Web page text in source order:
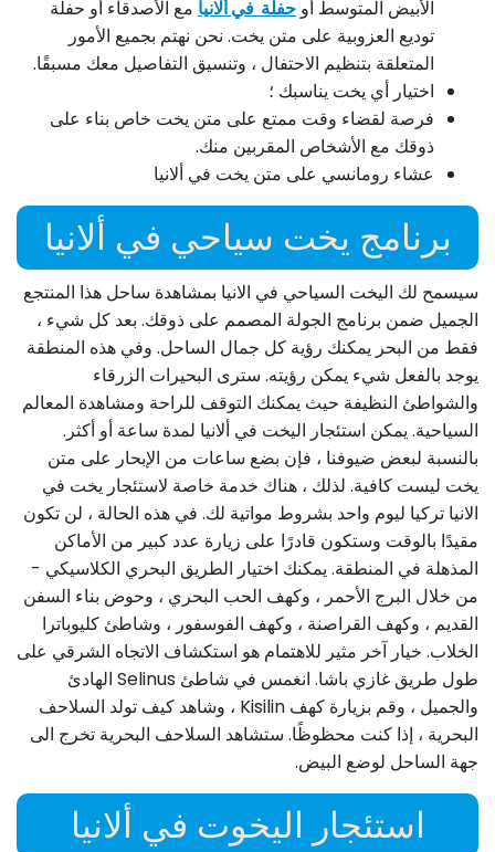
الأبيض المتوسط أو حفلة في ألانيا مع الأصدقاء أو حفلة
توديع العزوبية على متن يخت. نحن نهتم بجميع الأمور
المتعلقة بتنظيم الاحتفال ، وتنسيق التفاصيل معك مسبقًا.
اختيار أي يخت يناسبك ؛
فرصة لقضاء وقت ممتع على متن يخت خاص بناء على
ذوقك مع الأشخاص المقربين منك.
عشاء رومانسي على متن يخت في ألانيا
برنامج يخت سياحي في ألانيا
سيسمح لك اليخت السياحي في الانيا بمشاهدة ساحل هذا المنتجع
الجميل ضمن برنامج الجولة المصمم على ذوقك. بعد كل شيء ،
فقط من البحر يمكنك رؤية كل جمال الساحل. وفي هذه المنطقة
يوجد بالفعل شيء يمكن رؤيته. سترى البحيرات الزرقاء
والشواطئ النظيفة حيث يمكنك التوقف للراحة ومشاهدة المعالم
السياحية. يمكن استئجار اليخت في ألانيا لمدة ساعة أو أكثر.
بالنسبة لبعض ضيوفنا ، فإن بضع ساعات من الإبحار على متن
يخت ليست كافية. لذلك ، هناك خدمة خاصة لاستئجار يخت في
الانيا تركيا ليوم واحد بشروط مواتية لك. في هذه الحالة ، لن تكون
مقيدًا بالوقت وستكون قادرًا على زيارة عدد كبير من الأماكن
المذهلة في المنطقة. يمكنك اختيار الطريق البحري الكلاسيكي -
من خلال البرج الأحمر ، وكهف الحب البحري ، وحوض بناء السفن
القديم ، وكهف القراصنة ، وكهف الفوسفور ، وشاطئ كليوباترا
الخلاب. خيار آخر مثير للاهتمام هو استكشاف الاتجاه الشرقي على
طول طريق غازي باشا. انغمس في شاطئ Selinus الهادئ
والجميل ، وقم بزيارة كهف Kisilin ، وشاهد كيف تولد السلاحف
البحرية ، إذا كنت محظوظًا. ستشاهد السلاحف البحرية تخرج الى
جهة الساحل لوضع البيض.
استئجار اليخوت في ألانيا